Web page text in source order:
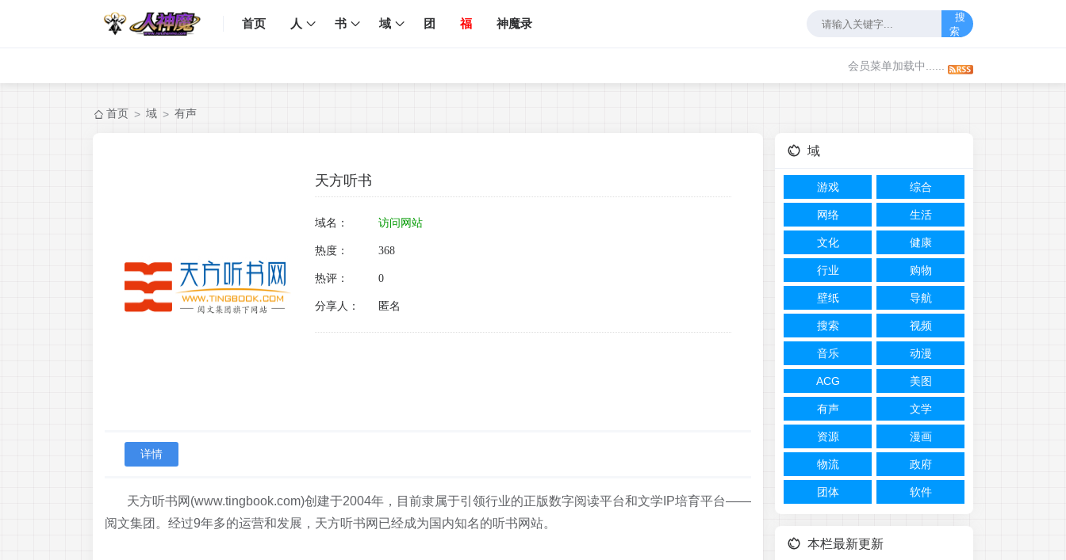
首页 人 书 域 团 福 神魔录
搜
索
会员菜单加载中......
首页 > 域 > 有声
天方听书
域名： 访问网站
热度： 368
热评： 0
分享人： 匿名
详情
天方听书网(www.tingbook.com)创建于2004年，目前隶属于引领行业的正版数字阅读平台和文学IP培育平台——
阅文集团。经过9年多的运营和发展，天方听书网已经成为国内知名的听书网站。
域
游戏 综合
网络 生活
文化 健康
行业 购物
壁纸 导航
搜索 视频
音乐 动漫
ACG 美图
有声 文学
资源 漫画
物流 政府
团体 软件
本栏最新更新